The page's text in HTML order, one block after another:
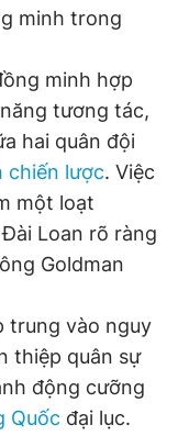
cáo
404
Chính sách bảo
minh trong
minh hợp
tương tác,
hai quân đội
chiến lược. Việc
một loạt
Loan rõ ràng
Goldman
trung vào nguy
thiệp quân sự
động cưỡng
Quốc đại lục.